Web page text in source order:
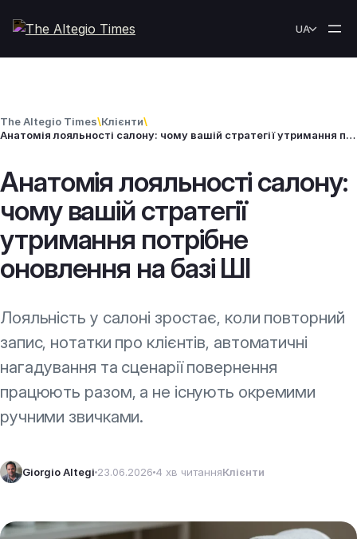
UA
The Altegio Times\Клієнти\
Анатомія лояльності салону: чому вашій стратегії утримання потрібне оновлення на базі ШІ
Анатомія лояльності салону:
чому вашій стратегії
утримання потрібне
оновлення на базі ШІ
Лояльність у салоні зростає, коли повторний
запис, нотатки про клієнтів, автоматичні
нагадування та сценарії повернення
працюють разом, а не існують окремими
ручними звичками.
Giorgio Altegi 23.06.2026 4 хв читанняКлієнти